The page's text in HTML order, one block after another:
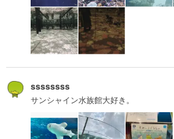
ssssssss
サンシャイン水族館大好き。